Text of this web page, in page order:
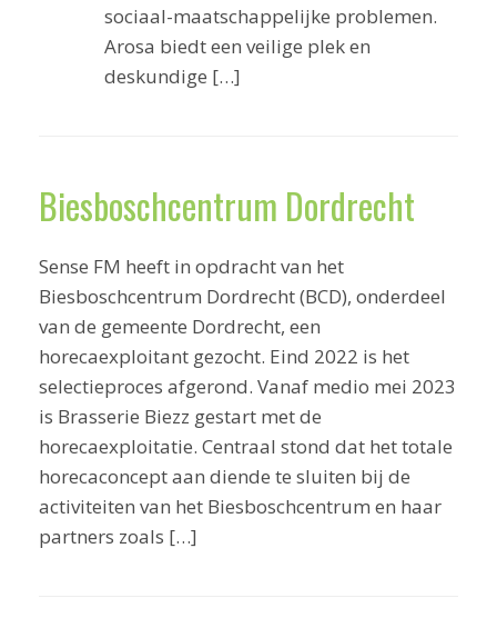
sociaal-maatschappelijke problemen.
Arosa biedt een veilige plek en
deskundige […]
Biesboschcentrum Dordrecht
Sense FM heeft in opdracht van het
Biesboschcentrum Dordrecht (BCD), onderdeel
van de gemeente Dordrecht, een
horecaexploitant gezocht. Eind 2022 is het
selectieproces afgerond. Vanaf medio mei 2023
is Brasserie Biezz gestart met de
horecaexploitatie. Centraal stond dat het totale
horecaconcept aan diende te sluiten bij de
activiteiten van het Biesboschcentrum en haar
partners zoals […]